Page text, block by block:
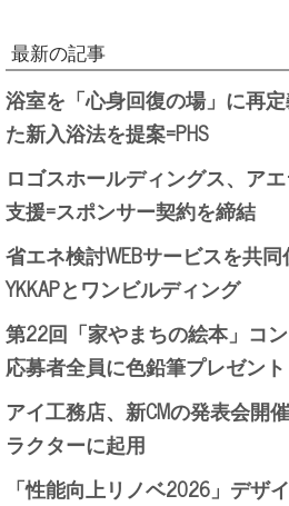
最新の記事
浴室を「心身回復の場」に再
た新入浴法を提案=PHS
ロゴスホールディングス、ア
支援=スポンサー契約を締結
省エネ検討WEBサービスを共同
YKKAPとワンビルディング
第22回「家やまちの絵本」コ
応募者全員に色鉛筆プレゼント
アイ工務店、新CMの発表会開
ラクターに起用
「性能向上リノベ2026」デザ